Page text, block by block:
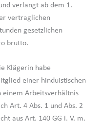
verlangt ab dem 1.
vertraglichen
gesetzlichen
brutto.
Klägerin habe
einer hinduistischen
einem Arbeitsverhältnis
Art. 4 Abs. 1 und Abs. 2
aus Art. 140 GG i. V. m.